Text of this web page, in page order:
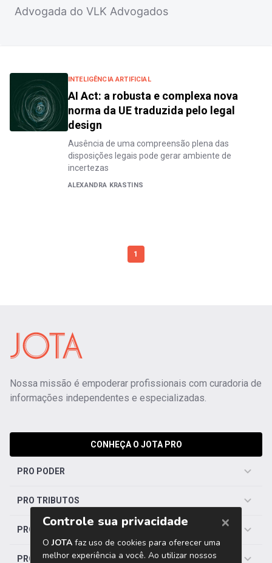
Advogada do VLK Advogados
INTELIGÊNCIA ARTIFICIAL
AI Act: a robusta e complexa nova
norma da UE traduzida pelo legal
design
Ausência de uma compreensão plena das
disposições legais pode gerar ambiente de
incertezas
ALEXANDRA KRASTINS
1
Nossa missão é empoderar profissionais com curadoria de
informações independentes e especializadas.
CONHEÇA O JOTA PRO
PRO PODER
PRO TRIBUTOS
PRO TRABALHISTA
PRO SAÚDE